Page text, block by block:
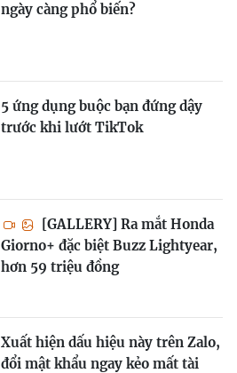
ngày càng phổ biến?
5 ứng dụng buộc bạn đứng dậy
trước khi lướt TikTok
[GALLERY] Ra mắt Honda
Giorno+ đặc biệt Buzz Lightyear,
hơn 59 triệu đồng
Xuất hiện dấu hiệu này trên Zalo,
đổi mật khẩu ngay kẻo mất tài